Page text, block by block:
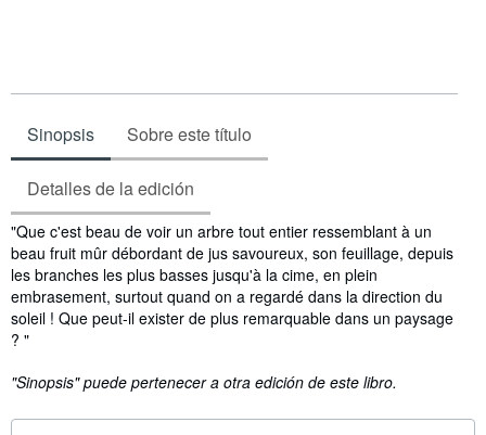
Sinopsis Sobre este título
Detalles de la edición
Sinopsis
"Que c'est beau de voir un arbre tout entier ressemblant à un
beau fruit mûr débordant de jus savoureux, son feuillage, depuis
les branches les plus basses jusqu'à la cime, en plein
embrasement, surtout quand on a regardé dans la direction du
soleil ! Que peut-il exister de plus remarquable dans un paysage
? "
"Sinopsis" puede pertenecer a otra edición de este libro.